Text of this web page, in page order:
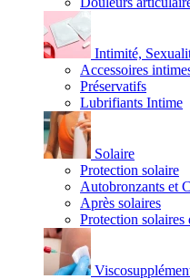
Intimité,
Accessoires
Préservatifs
Lubrifiants Intime
Solaire
Protection solaire
Autobronzants et
Après solaires
Protection solaires